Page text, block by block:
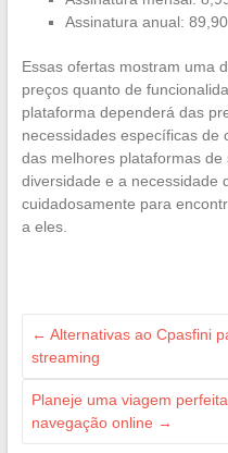
Assinatura anual:
Essas ofertas mostram uma
preços quanto de
plataforma dependerá das
necessidades específicas de
das melhores plataformas
diversidade e a necessidade
cuidadosamente para
a eles.
← Alternativas ao Cpasfini
streaming
Planeje uma viagem
navegação online →